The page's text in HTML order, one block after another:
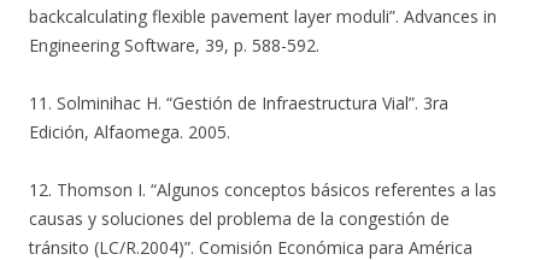
backcalculating flexible pavement layer moduli”. Advances in
Engineering Software, 39, p. 588-592.
11. Solminihac H. “Gestión de Infraestructura Vial”. 3ra
Edición, Alfaomega. 2005.
12. Thomson I. “Algunos conceptos básicos referentes a las
causas y soluciones del problema de la congestión de
tránsito (LC/R.2004)”. Comisión Económica para América